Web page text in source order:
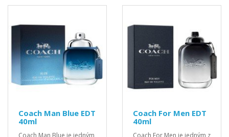
Coach Man Blue EDT
40ml
Coach For Men EDT
40ml